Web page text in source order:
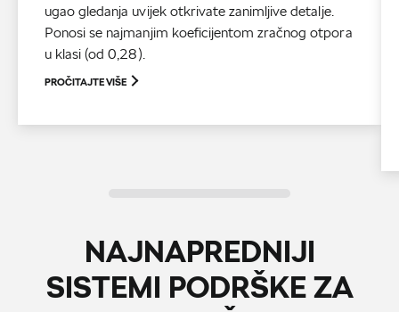
ugao gledanja uvijek otkrivate zanimljive detalje.
Ponosi se najmanjim koeficijentom zračnog otpora
u klasi (od 0,28).
PROČITAJTE VIŠE
NAJNAPREDNIJI
SISTEMI PODRŠKE ZA